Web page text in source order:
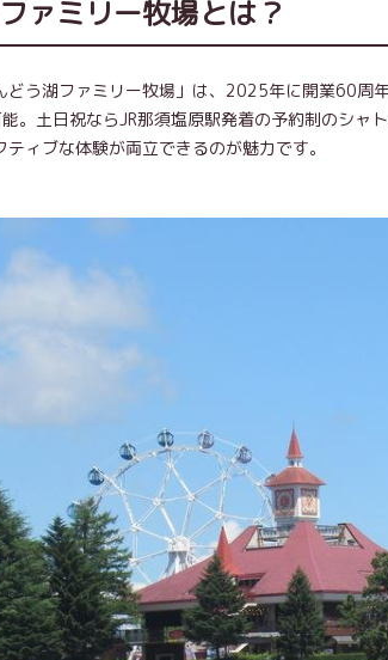
ァミリー牧場とは？
どう湖ファミリー牧場」は、2025年に開業60周
。土日祝ならJR那須塩原駅発着の予約制のシャ
ィブな体験が両立できるのが魅力です。